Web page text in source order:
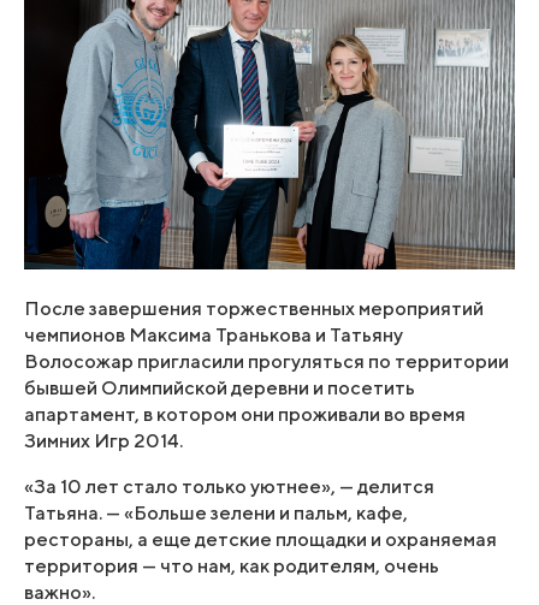
После завершения торжественных мероприятий
чемпионов Максима Транькова и Татьяну
Волосожар пригласили прогуляться по территории
бывшей Олимпийской деревни и посетить
апартамент, в котором они проживали во время
Зимних Игр 2014.
«За 10 лет стало только уютнее», — делится
Татьяна. — «Больше зелени и пальм, кафе,
рестораны, а еще детские площадки и охраняемая
территория — что нам, как родителям, очень
важно».